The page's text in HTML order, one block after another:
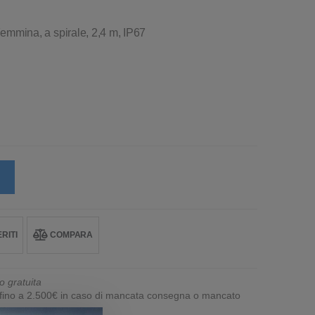
a spirale, 2,4 m, IP67
COMPARA
gratuita
a 2.500€ in caso di mancata consegna o mancato